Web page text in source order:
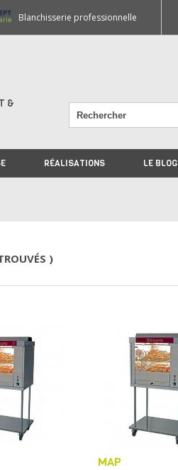
Blanchisserie professionnelle
&
RÉALISATIONS LE BLOG
)
MAP